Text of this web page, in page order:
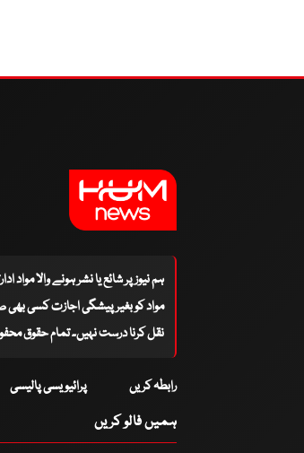
ہم نیوز پر شائع یا نشر ہونے والا
مواد کو بغیر پیشگی اجازت کسی
نقل کرنا درست نہیں۔ تمام حقوق محفوظ
رابطہ کریں پرائیویسی پالیسی
ہمیں فالو کریں